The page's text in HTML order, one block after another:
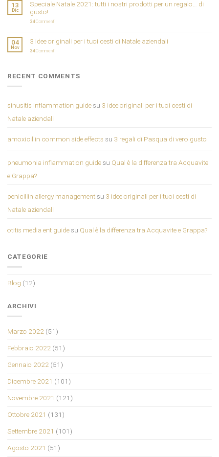
13
Dic
Speciale Natale 2021: tutti i nostri prodotti per un regalo… di
gusto!
34Commenti
04
Nov
3 idee originali per i tuoi cesti di Natale aziendali
34Commenti
RECENT COMMENTS
sinusitis inflammation guidesu 3 idee originali per i tuoi cesti di
Natale aziendali
amoxicillin common side effects su 3 regali di Pasqua di vero gusto
pneumonia inflammation guidesu Qual è la differenza tra Acquavite
e Grappa?
penicillin allergy managementsu 3 idee originali per i tuoi cesti di
Natale aziendali
otitis media ent guidesu Qual è la differenza tra Acquavite e Grappa?
CATEGORIE
Blog (12)
ARCHIVI
Marzo 2022 (51)
Febbraio 2022 (51)
Gennaio 2022 (51)
Dicembre 2021 (101)
Novembre 2021 (121)
Ottobre 2021 (131)
Settembre 2021 (101)
Agosto 2021 (51)